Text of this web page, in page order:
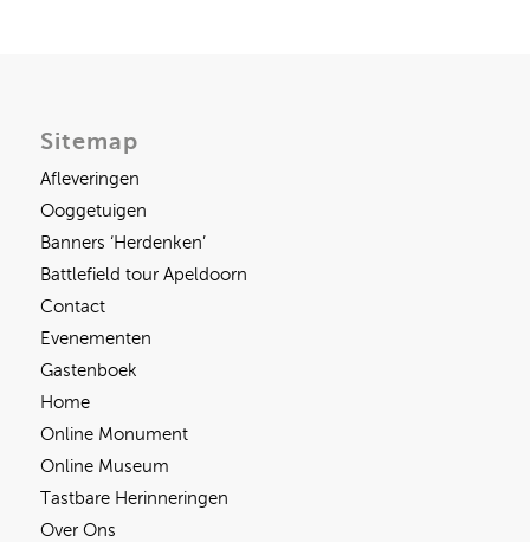
Sitemap
Afleveringen
Ooggetuigen
Banners ‘Herdenken’
Battlefield tour Apeldoorn
Contact
Evenementen
Gastenboek
Home
Online Monument
Online Museum
Tastbare Herinneringen
Over Ons